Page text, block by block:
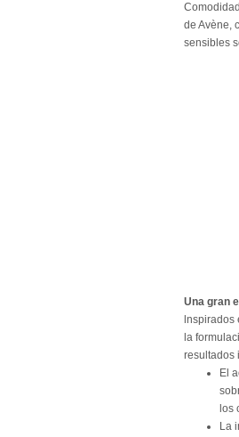
de Avène,
sensibles
Una gran
lnspirados
la
resultados
El
los
La